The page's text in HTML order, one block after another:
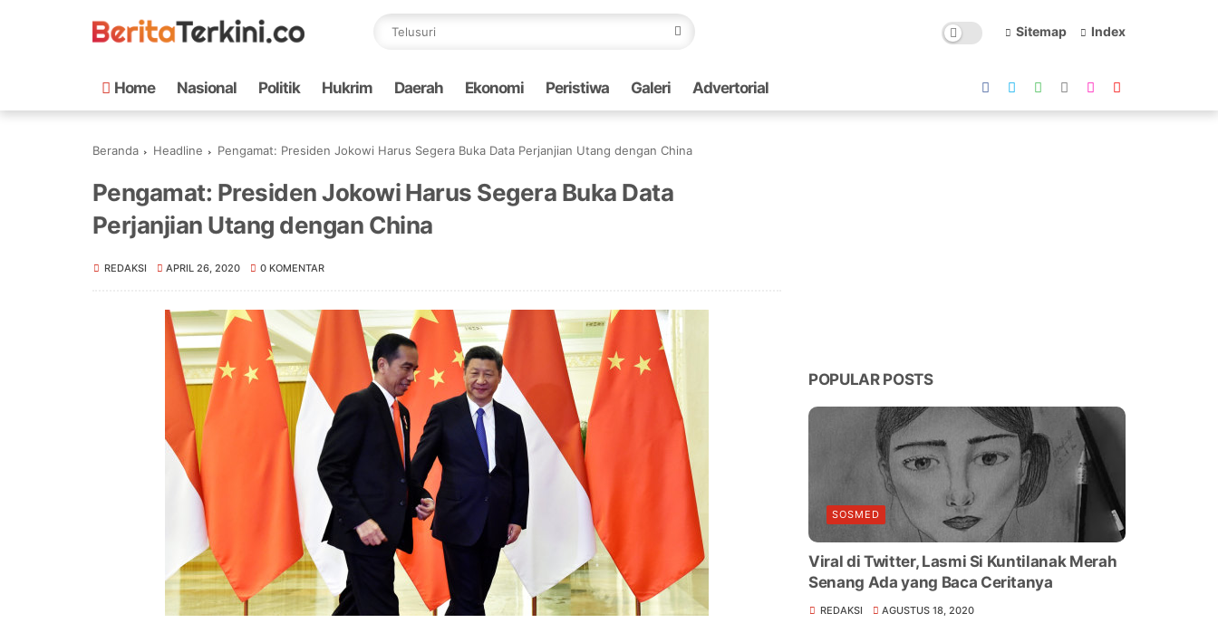
Sitemap Index
Home Nasional Politik Hukrim Daerah Ekonomi Peristiwa Galeri Advertorial
Beranda Headline Pengamat: Presiden Jokowi Harus Segera Buka Data Perjanjian Utang dengan China
Pengamat: Presiden Jokowi Harus Segera Buka Data
Perjanjian Utang dengan China
REDAKSI APRIL 26, 2020 0 KOMENTAR
POPULAR POSTS
SOSMED
Viral di Twitter, Lasmi Si Kuntilanak Merah
Senang Ada yang Baca Ceritanya
REDAKSI AGUSTUS 18, 2020